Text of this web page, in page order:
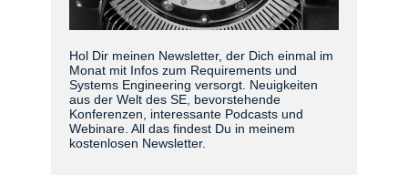
Hol Dir meinen Newsletter, der Dich einmal im
Monat mit Infos zum Requirements und
Systems Engineering versorgt. Neuigkeiten
aus der Welt des SE, bevorstehende
Konferenzen, interessante Podcasts und
Webinare. All das findest Du in meinem
kostenlosen Newsletter.